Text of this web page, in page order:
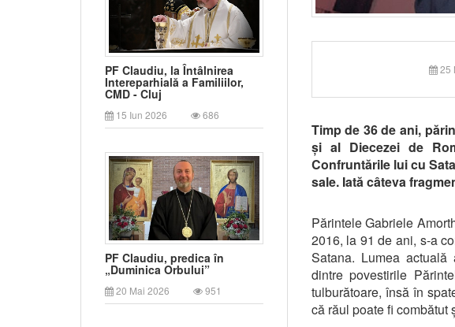
PF Claudiu, la Întâlnirea
Intereparhială a Familiilor,
CMD - Cluj
15 Iun 2026 686
PF Claudiu, predica în
„Duminica Orbului”
20 Mai 2026 951
25
Timp de 36 de ani,
și al Diecezei de
Confruntările lui cu
sale. Iată câteva
Părintele Gabriele
2016, la 91 de ani, s-a
Satana. Lumea
dintre povestirile
tulburătoare, însă în
că răul poate fi combătut